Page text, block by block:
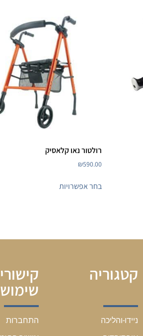
רולטור נאו קלאסיק
₪590.00
בחר אפשרויות
קטגוריה
ניידו-והליכה
התחברות